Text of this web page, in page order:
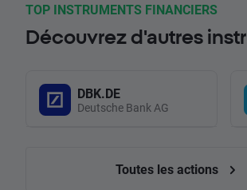
TOP INSTRUMENTS FINANCIERS
Découvrez d'autres
DBK.DE
Deutsche Bank AG
Toutes les actions